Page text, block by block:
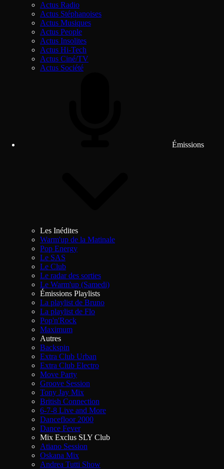
Actus Radio
Actus Stéphanoises
Actus Musiques
Actus People
Actus Insolites
Actus Hi-Tech
Actus Ciné/TV
Actus Société
Émissions
Les Inédites
Warm'up de la Matinale
Pop Energy
Le SAS
Le Club
Le radar des sorties
Le Warm'up (Samedi)
Émissions Playlists
La playlist de Bruno
La playlist de Flo
Pop'n'Rock
Maximum
Autres
Backspin
Extra Club Urban
Extra Club Electro
Move Party
Groove Session
Tony Jay Mix
British Connection
6-7-8 Live and More
Dancefloor 2000
Dance Fever
Mix Exclus SLY Club
Atiano Session
Oskana Mix
Andrea Tutti Show